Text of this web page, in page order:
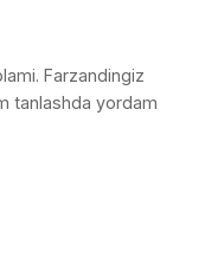
Farzandingiz
tanlashda yordam